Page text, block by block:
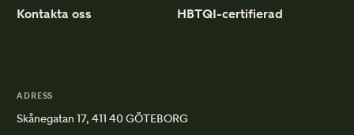
Kontakta oss
HBTQI-certifierad
ADRESS
Skånegatan 17, 411 40 GÖTEBORG